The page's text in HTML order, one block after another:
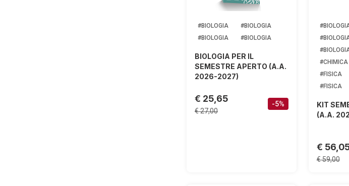
#BIOLOGIA
#BIOLOGIA
#BIOLOGIA
#BIOLOGIA
BIOLOGIA PER IL
SEMESTRE APERTO (A.A.
2026-2027)
€ 25,65
€ 27,00
-5%
#CHIMICA
#FISICA
#FISICA
KIT
(A.A.
€
€ 59,00